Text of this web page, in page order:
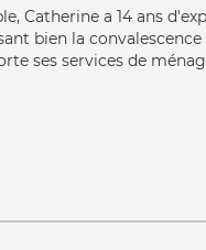
Catherine a 14 ans
bien la
ses services de